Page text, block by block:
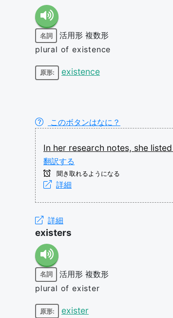
名詞 活用形 複数形
plural of existence
原形: existence
このボタンはなに？
In her research notes, she listed
翻訳する
聞き取れるようになる
詳細
詳細
existers
名詞 活用形 複数形
plural of exister
原形: exister